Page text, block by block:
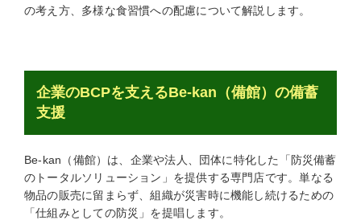
の考え方、多様な食習慣への配慮について解説します。
企業のBCPを支えるBe-kan（備館）の備蓄
支援
Be-kan（備館）は、企業や法人、団体に特化した「防災備蓄
のトータルソリューション」を提供する専門店です。単なる
物品の販売に留まらず、組織が災害時に機能し続けるための
「仕組みとしての防災」を提唱します。